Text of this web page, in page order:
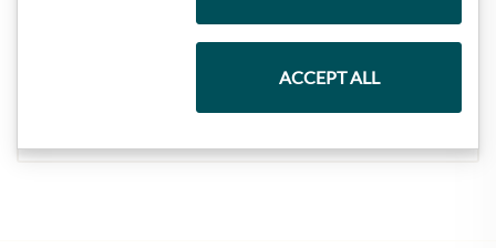
ACCEPT ALL